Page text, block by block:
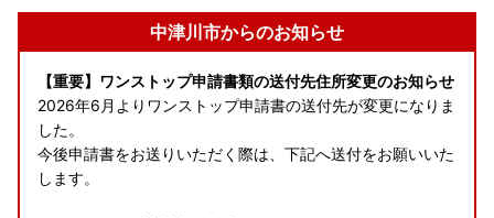
中津川市からのお知らせ
【重要】ワンストップ申請書類の送付先住所変更のお知らせ
2026年6月よりワンストップ申請書の送付先が変更になりま
した。
今後申請書をお送りいただく際は、下記へ送付をお願いいた
します。